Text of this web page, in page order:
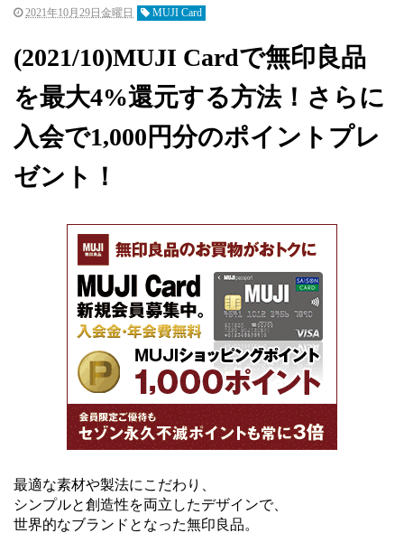
2021年10月29日金曜日 MUJI Card
(2021/10)MUJI Cardで無印良品
を最大4%還元する方法！さらに
入会で1,000円分のポイントプレ
ゼント！
最適な素材や製法にこだわり、
シンプルと創造性を両立したデザインで、
世界的なブランドとなった無印良品。